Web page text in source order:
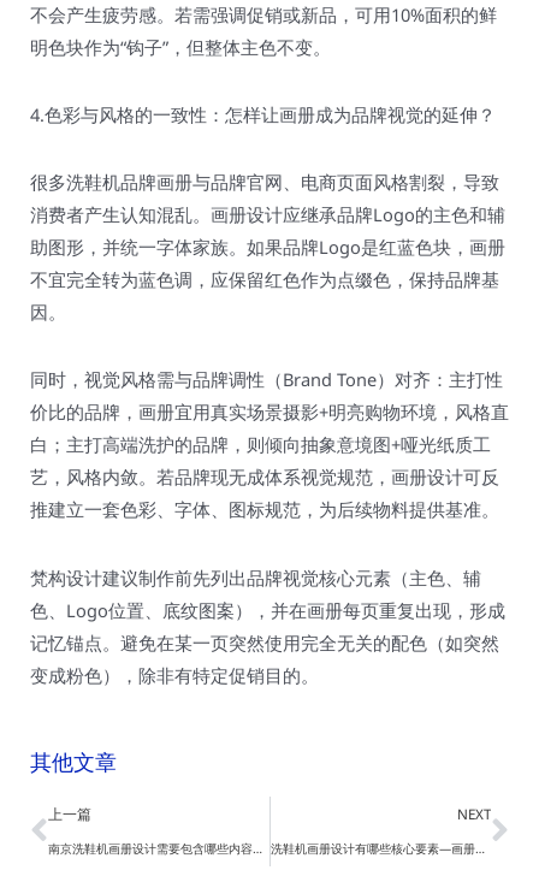
不会产生疲劳感。若需强调促销或新品，可用10%面积的鲜
明色块作为“钩子”，但整体主色不变。
4.色彩与风格的一致性：怎样让画册成为品牌视觉的延伸？
很多洗鞋机品牌画册与品牌官网、电商页面风格割裂，导致
消费者产生认知混乱。画册设计应继承品牌Logo的主色和辅
助图形，并统一字体家族。如果品牌Logo是红蓝色块，画册
不宜完全转为蓝色调，应保留红色作为点缀色，保持品牌基
因。
同时，视觉风格需与品牌调性（Brand Tone）对齐：主打性
价比的品牌，画册宜用真实场景摄影+明亮购物环境，风格直
白；主打高端洗护的品牌，则倾向抽象意境图+哑光纸质工
艺，风格内敛。若品牌现无成体系视觉规范，画册设计可反
推建立一套色彩、字体、图标规范，为后续物料提供基准。
梵构设计建议制作前先列出品牌视觉核心元素（主色、辅
色、Logo位置、底纹图案），并在画册每页重复出现，形成
记忆锚点。避免在某一页突然使用完全无关的配色（如突然
变成粉色），除非有特定促销目的。
其他文章
Prev
上一篇
南京洗鞋机画册设计需要包含哪些内容模块？—画册设计
NEXT
洗鞋机画册设计有哪些核心要素—画册设计